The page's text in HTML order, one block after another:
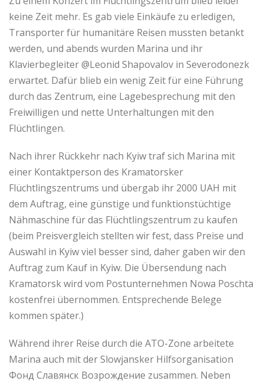
keine Zeit mehr. Es gab viele Einkäufe zu erledigen,
Transporter für humanitäre Reisen mussten betankt
werden, und abends wurden Marina und ihr
Klavierbegleiter @Leonid Shapovalov in Severodonezk
erwartet. Dafür blieb ein wenig Zeit für eine Führung
durch das Zentrum, eine Lagebesprechung mit den
Freiwilligen und nette Unterhaltungen mit den
Flüchtlingen.
Nach ihrer Rückkehr nach Kyiw traf sich Marina mit
einer Kontaktperson des Kramatorsker
Flüchtlingszentrums und übergab ihr 2000 UAH mit
dem Auftrag, eine günstige und funktionstüchtige
Nähmaschine für das Flüchtlingszentrum zu kaufen
(beim Preisvergleich stellten wir fest, dass Preise und
Auswahl in Kyiw viel besser sind, daher gaben wir den
Auftrag zum Kauf in Kyiw. Die Übersendung nach
Kramatorsk wird vom Postunternehmen Nowa Poschta
kostenfrei übernommen. Entsprechende Belege
kommen später.)
Während ihrer Reise durch die ATO-Zone arbeitete
Marina auch mit der Slowjansker Hilfsorganisation
Фонд Славянск Возрождение zusammen. Neben